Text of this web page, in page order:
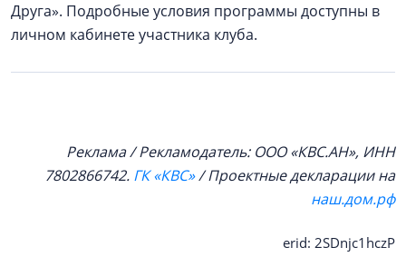
Друга». Подробные условия программы доступны в
личном кабинете участника клуба.
Реклама / Рекламодатель: ООО «КВС.АН», ИНН
7802866742. ГК «КВС»/ Проектные декларации на
наш.дом.рф
erid: 2SDnjc1hczP